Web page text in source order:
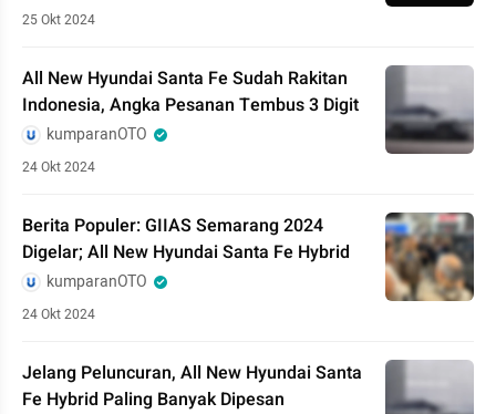
25 Okt 2024
All New Hyundai Santa Fe Sudah Rakitan
Indonesia, Angka Pesanan Tembus 3 Digit
kumparanOTO
24 Okt 2024
Berita Populer: GIIAS Semarang 2024
Digelar; All New Hyundai Santa Fe Hybrid
kumparanOTO
24 Okt 2024
Jelang Peluncuran, All New Hyundai Santa
Fe Hybrid Paling Banyak Dipesan